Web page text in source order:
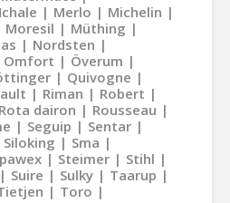
Merlo
Michelin
Moresil
Müthing
Nordsten
Omfort
Överum
Quivogne
Riman
Robert
Rota dairon
Rousseau
Seguip
Sentar
Siloking
Sma
Steimer
Stihl
Suire Sulky
Taarup
Toro